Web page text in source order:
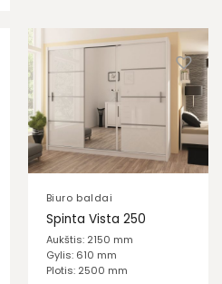
Biuro baldai
Spinta Vista 250
Aukštis: 2150 mm
Gylis: 610 mm
Plotis: 2500 mm